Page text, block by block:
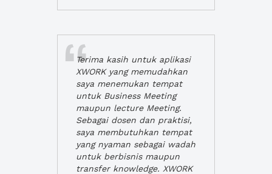
Terima kasih untuk aplikasi
XWORK yang memudahkan
saya menemukan tempat
untuk Business Meeting
maupun lecture Meeting.
Sebagai dosen dan praktisi,
saya membutuhkan tempat
yang nyaman sebagai wadah
untuk berbisnis maupun
transfer knowledge. XWORK